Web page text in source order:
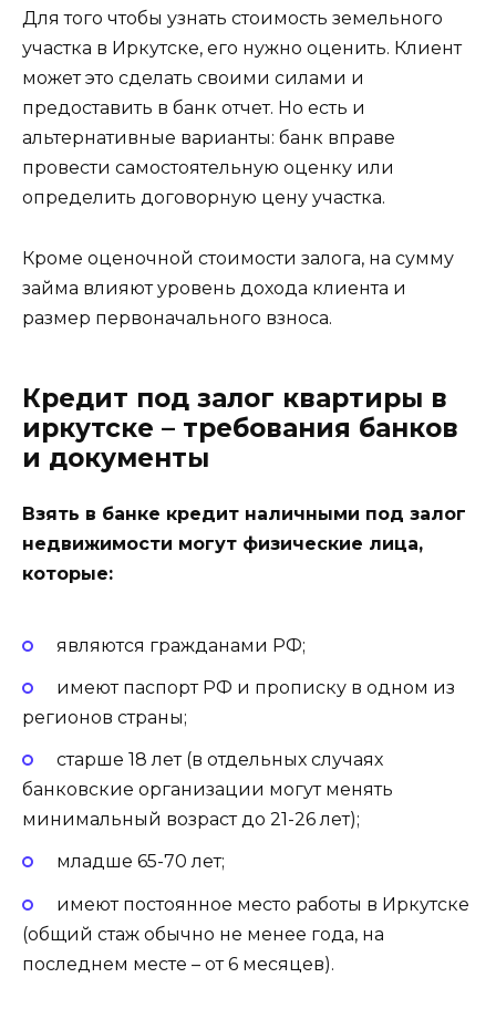
Для того чтобы узнать стоимость земельного
участка в Иркутске, его нужно оценить. Клиент
может это сделать своими силами и
предоставить в банк отчет. Но есть и
альтернативные варианты: банк вправе
провести самостоятельную оценку или
определить договорную цену участка.
Кроме оценочной стоимости залога, на сумму
займа влияют уровень дохода клиента и
размер первоначального взноса.
Кредит под залог квартиры в
иркутске – требования банков
и документы
Взять в банке кредит наличными под залог
недвижимости могут физические лица,
которые:
являются гражданами РФ;
имеют паспорт РФ и прописку в одном из
регионов страны;
старше 18 лет(в отдельных случаях
банковские организации могут менять
минимальный возраст до 21-26 лет);
младше 65-70 лет;
имеют постоянное место работы в Иркутске
(общий стаж обычно не менее года, на
последнем месте – от 6 месяцев).